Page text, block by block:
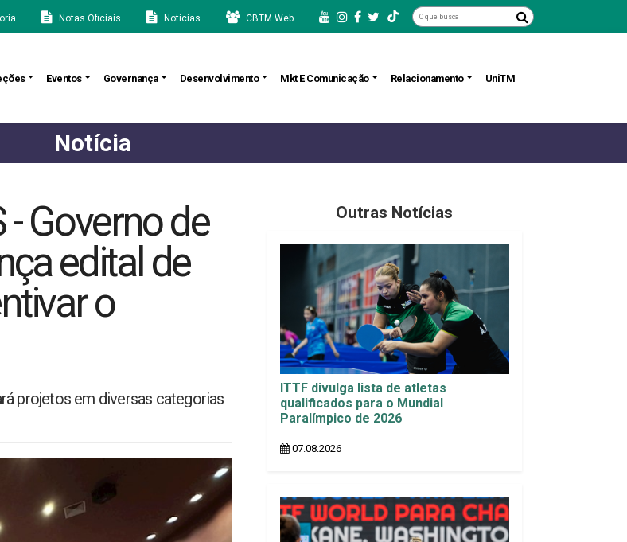
Notas Oficiais Notícias CBTM Web
Eventos Governança Desenvolvimento Mkt E Comunicação Relacionamento UniTM
Notícia
- Governo de
edital de
o
projetos em diversas categorias
Outras Notícias
ITTF divulga lista de atletas
qualificados para o Mundial
Paralímpico de 2026
07.08.2026